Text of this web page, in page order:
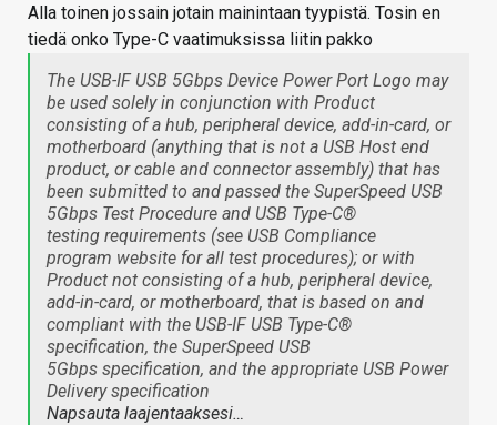
Alla toinen jossain jotain mainintaan tyypistä. Tosin en
tiedä onko Type-C vaatimuksissa liitin pakko
The USB-IF USB 5Gbps Device Power Port Logo may
be used solely in conjunction with Product
consisting of a hub, peripheral device, add-in-card, or
motherboard (anything that is not a USB Host end
product, or cable and connector assembly) that has
been submitted to and passed the SuperSpeed USB
5Gbps Test Procedure and USB Type-C®
testing requirements (see USB Compliance
program website for all test procedures); or with
Product not consisting of a hub, peripheral device,
add-in-card, or motherboard, that is based on and
compliant with the USB-IF USB Type-C®
specification, the SuperSpeed USB
5Gbps specification, and the appropriate USB Power
Delivery specification
Napsauta laajentaaksesi…